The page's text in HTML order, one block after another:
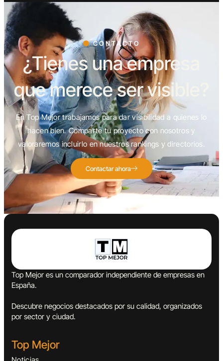
CONTACTO
¿Tienes una empresa
que merece ser visible?
En Top Mejor trabajamos para dar visibilidad a quienes lo
hacen bien. Comparte tu proyecto con nosotros y
valoraremos incluirlo en nuestros rankings y directorios.
Contactar ahora
Top Mejor es un comparador independiente de empresas en
España.
Descubre negocios destacados por su calidad, organizados
por sector y ciudad.
Top Mejor